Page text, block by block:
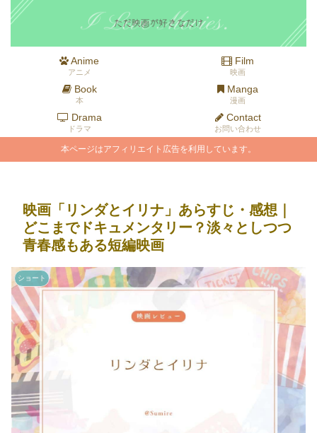
Anime
アニメ
Film
映画
Book
本
Manga
漫画
Drama
ドラマ
Contact
お問い合わせ
本ページはアフィリエイト広告を利用しています。
映画「リンダとイリナ」あらすじ・感想｜
どこまでドキュメンタリー？淡々としつつ
青春感もある短編映画
ショート